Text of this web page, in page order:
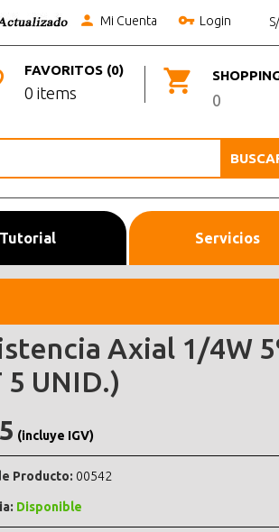
Mi Cuenta Login
0
FAVORITOS (0)
0 items
Servicios
Axial 1/4W
5 UNID.)
(incluye IGV)
Producto: 00542
Disponible